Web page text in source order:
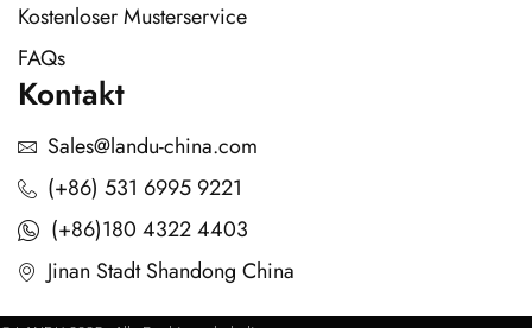
Kostenloser Musterservice
FAQs
Kontakt
Sales@landu-china.com
(+86) 531 6995 9221
(+86)180 4322 4403
Jinan Stadt Shandong China